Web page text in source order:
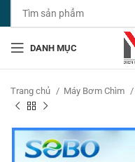
DANH MỤC
Trang chủ Máy Bơm Chìm